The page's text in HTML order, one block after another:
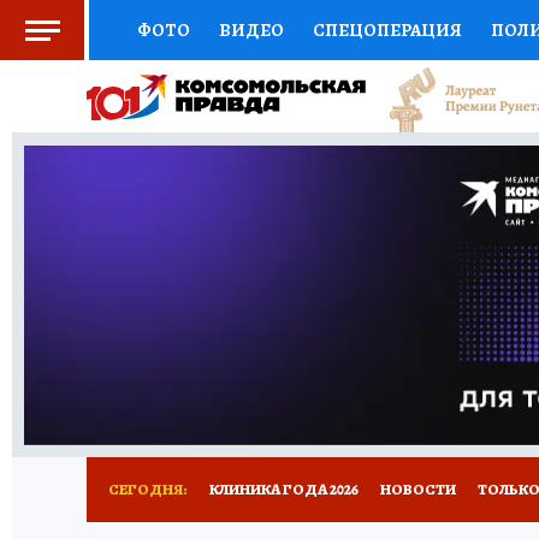
ФОТО ВИДЕО СПЕЦОПЕРАЦИЯ
СОЦПОДДЕРЖКА НАУКА СПОРТ
ВЫБОР ЭКСПЕРТОВ ДОКТОР
ПРОГНОЗЫ НА СПОРТ
НОВОЕ
СЕГОДНЯ: КЛИНИКА ГОДА 2026 НОВОСТИ